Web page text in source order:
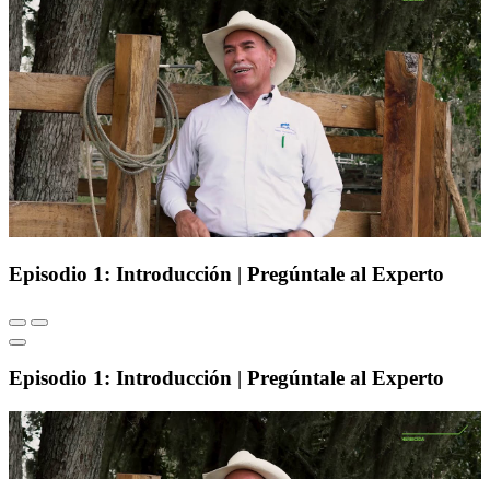
Episodio 1: Introducción | Pregúntale al Experto
Episodio 1: Introducción | Pregúntale al Experto